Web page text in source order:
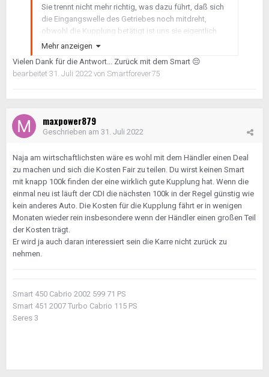
Sie trennt nicht mehr richtig, was dazu führt, daß sich
die Eingangswelle des Getriebes noch mitdreht,
obwohl die Kupplung betätigt ist uns sie eigentlich
stehen müsste.
Mehr anzeigen
Vielen Dank für die Antwort... Zurück mit dem Smart 😔
bearbeitet 31. Juli 2022von Smartforever75
maxpower879
Geschrieben am 31. Juli 2022
Naja am wirtschaftlichsten wäre es wohl mit dem Händler einen Deal
zu machen und sich die Kosten Fair zu teilen. Du wirst keinen Smart
mit knapp 100k finden der eine wirklich gute Kupplung hat. Wenn die
einmal neu ist läuft der CDI die nächsten 100k in der Regel günstig wie
kein anderes Auto. Die Kosten für die Kupplung fährt er in wenigen
Monaten wieder rein insbesondere wenn der Händler einen großen Teil
der Kosten trägt.
Er wird ja auch daran interessiert sein die Karre nicht zurück zu
nehmen.
Smart 450 Cabrio 2002 599 71 PS
Smart 451 2007 Turbo Cabrio 115 PS
Seres 3